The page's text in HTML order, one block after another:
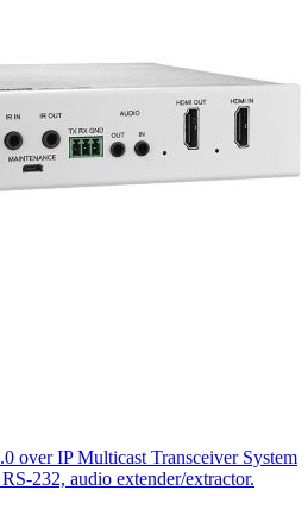
over IP Multicast Transceiver System
232, audio extender/extractor.